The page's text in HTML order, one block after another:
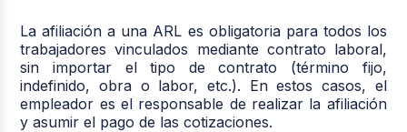
La afiliación a una ARL es obligatoria para todos los
trabajadores vinculados mediante contrato laboral,
sin importar el tipo de contrato (término fijo,
indefinido, obra o labor, etc.). En estos casos, el
empleador es el responsable de realizar la afiliación
y asumir el pago de las cotizaciones.